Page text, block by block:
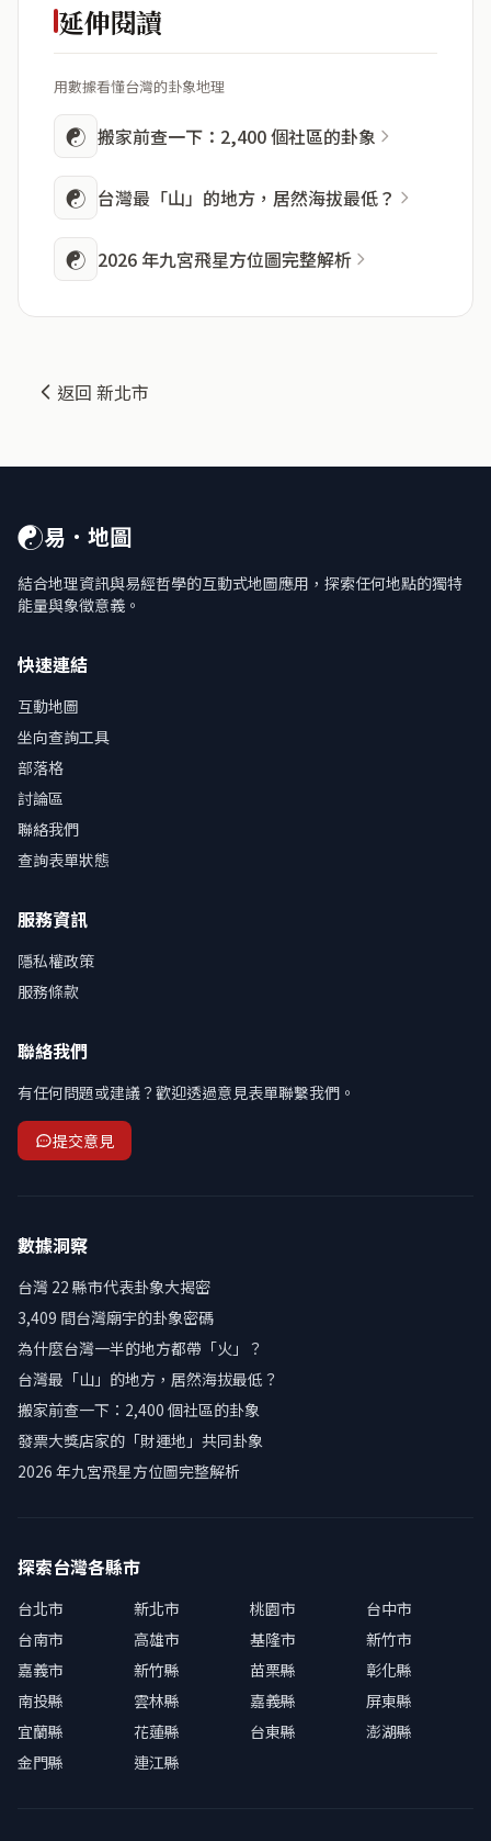
延伸閱讀
用數據看懂台灣的卦象地理
☯ 搬家前查一下：2,400 個社區的卦象
☯ 台灣最「山」的地方，居然海拔最低？
☯ 2026 年九宮飛星方位圖完整解析
返回 新北市
☯易．地圖
結合地理資訊與易經哲學的互動式地圖應用，探索任何地點的獨特
能量與象徵意義。
快速連結
互動地圖
坐向查詢工具
部落格
討論區
聯絡我們
查詢表單狀態
服務資訊
隱私權政策
服務條款
聯絡我們
有任何問題或建議？歡迎透過意見表單聯繫我們。
提交意見
數據洞察
台灣 22 縣市代表卦象大揭密
3,409 間台灣廟宇的卦象密碼
為什麼台灣一半的地方都帶「火」？
台灣最「山」的地方，居然海拔最低？
搬家前查一下：2,400 個社區的卦象
發票大獎店家的「財運地」共同卦象
2026 年九宮飛星方位圖完整解析
探索台灣各縣市
台北市 新北市 桃園市
台中市
台南市
高雄市 基隆市
新竹市
嘉義市
新竹縣 苗栗縣
彰化縣
南投縣
雲林縣 嘉義縣
屏東縣
宜蘭縣
花蓮縣 台東縣
澎湖縣
金門縣
連江縣